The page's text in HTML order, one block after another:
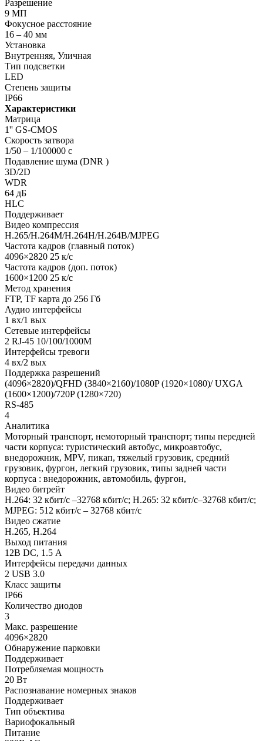
Разрешение
9 МП
Фокусное расстояние
16 – 40 мм
Установка
Внутренняя, Уличная
Тип подсветки
LED
Степень защиты
IP66
Характеристики
Матрица
1'' GS-CMOS
Скорость затвора
1/50 – 1/100000 с
Подавление шума (DNR )
3D/2D
WDR
64 дБ
HLC
Поддерживает
Видео компрессия
H.265/H.264M/H.264H/H.264B/MJPEG
Частота кадров (главный поток)
4096×2820 25 к/с
Частота кадров (доп. поток)
1600×1200 25 к/с
Метод хранения
FTP, TF карта до 256 Гб
Аудио интерфейсы
1 вх/1 вых
Сетевые интерфейсы
2 RJ-45 10/100/1000M
Интерфейсы тревоги
4 вх/2 вых
Поддержка разрешений
(4096×2820)/QFHD (3840×2160)/1080P (1920×1080)/ UXGA
(1600×1200)/720P (1280×720)
RS-485
4
Аналитика
Моторный транспорт, немоторный транспорт; типы передней
части корпуса: туристический автобус, микроавтобус,
внедорожник, MPV, пикап, тяжелый грузовик, средний
грузовик, фургон, легкий грузовик, типы задней части
корпуса : внедорожник, автомобиль, фургон,
Видео битрейт
H.264: 32 кбит/с –32768 кбит/с; H.265: 32 кбит/с–32768 кбит/с;
MJPEG: 512 кбит/с – 32768 кбит/с
Видео сжатие
H.265, H.264
Выход питания
12В DC, 1.5 А
Интерфейсы передачи данных
2 USB 3.0
Класс защиты
IP66
Количество диодов
3
Макс. разрешение
4096×2820
Обнаружение парковки
Поддерживает
Потребляемая мощность
20 Вт
Распознавание номерных знаков
Поддерживает
Тип объектива
Вариофокальный
Питание